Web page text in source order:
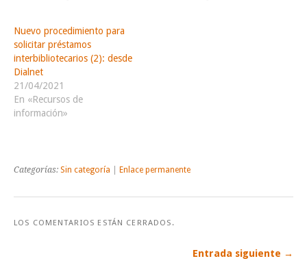
Nuevo procedimiento para
solicitar préstamos
interbibliotecarios (2): desde
Dialnet
21/04/2021
En «Recursos de
información»
Categorías: Sin categoría Enlace permanente
LOS COMENTARIOS ESTÁN CERRADOS.
Entrada siguiente →